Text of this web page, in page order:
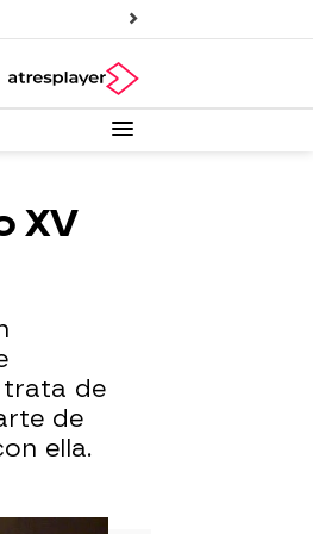
XV
trata de
de
ella.